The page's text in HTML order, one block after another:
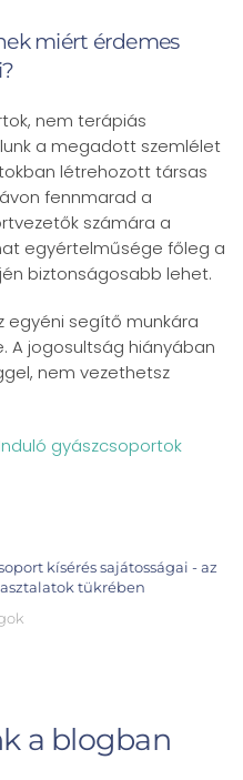
miért érdemes
nem terápiás
a megadott szemlélet
létrehozott társas
fennmarad a
számára a
egyértelműsége főleg a
biztonságosabb lehet.
egyéni segítő munkára
jogosultság hiányában
nem vezethetsz
gyászcsoportok
kísérés sajátosságai - az
tükrében
a blogban